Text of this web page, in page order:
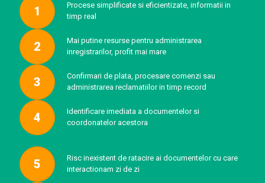
1
Procese simplificate si eficientizate, informatii in
timp real
2
Mai putine resurse pentru administrarea
inregistrarilor, profit mai mare
3
Confirmari de plata, procesare comenzi sau
administrarea reclamatiilor in timp record
4
Identificare imediata a documentelor si
coordonatelor acestora
5
Risc inexistent de ratacire ai documentelor cu care
interactionam zi de zi